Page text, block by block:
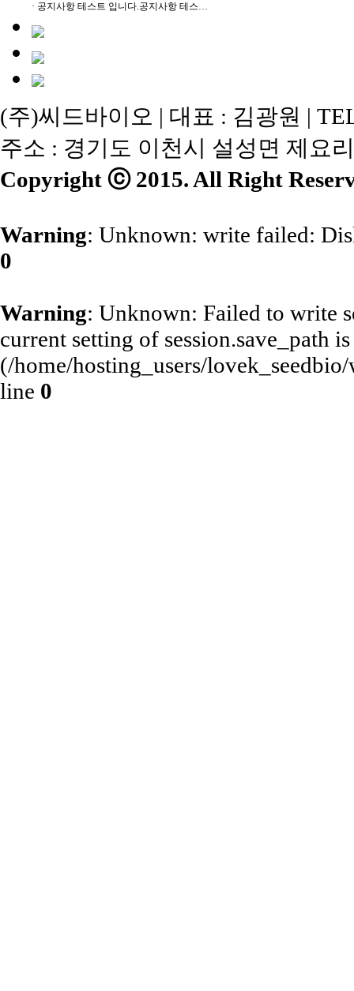
· 공지사항 테스트 입니다.공지사항 테스…
(주)씨드바이오 | 대표 : 김광원 |
주소 : 경기도 이천시 설성면 제요
Copyright ⓒ 2015. All Right
Warning: Unknown: write failed:
0
Warning: Unknown: Failed to write
current setting of session.save_path
(/home/hosting_users/
line 0